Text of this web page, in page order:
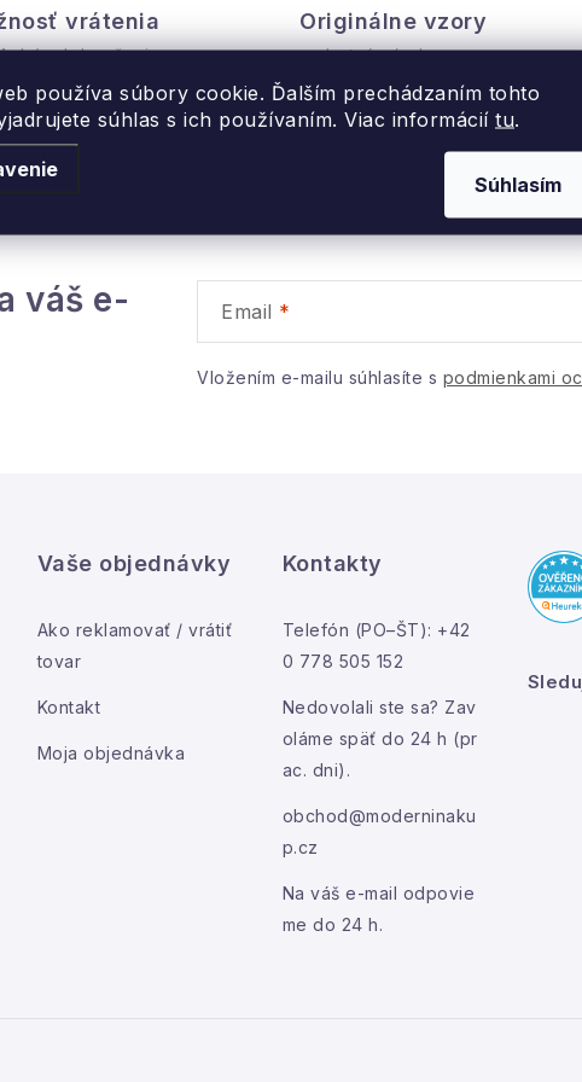
používa súbory cookie. Ďalším prechádzaním tohto
súhlas s ich používaním. Viac informácií tu.
Súhlasím
v
vrátenia
dní od doručenia
Originálne vzory
a vlastná výroba
váš e-
Email
Vložením e-mailu súhlasíte s podmienkami
Vaše objednávky
Ako reklamovať / vrátiť
tovar
Kontakt
Moja objednávka
Kontakty
Telefón (PO–ŠT): +42
0 778 505 152
Nedovolali ste sa? Zav
oláme späť do 24 h (pr
ac. dni).
obchod@moderninaku
p.cz
Na váš e-mail odpovie
me do 24 h.